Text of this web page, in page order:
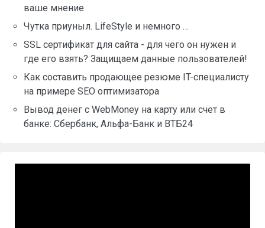
ваше мнение
Чутка приуныл. LifeStyle и немного …
SSL сертификат для сайта - для чего он нужен и
где его взять? Защищаем данные пользователей!
Как составить продающее резюме IT-специалисту
на примере SEO оптимизатора
Вывод денег с WebMoney на карту или счет в
банке: Сбербанк, Альфа-Банк и ВТБ24